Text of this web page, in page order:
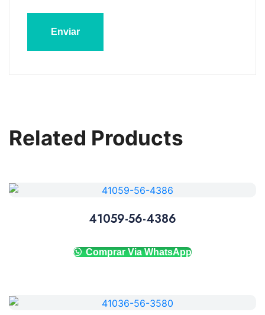
Related Products
41059-56-4386
Comprar Via WhatsApp